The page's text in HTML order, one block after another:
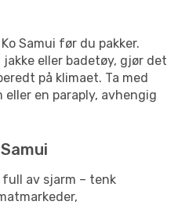
Samui før du pakker.
eller badetøy, gjør det
på klimaet. Ta med
eller en paraply, avhengig
av sjarm – tenk